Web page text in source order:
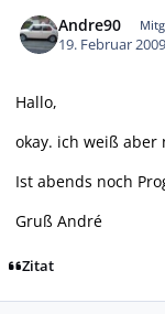
Andre90
19. Februar
Hallo,
okay. ich weiß aber
Ist abends noch
Gruß André
Zitat